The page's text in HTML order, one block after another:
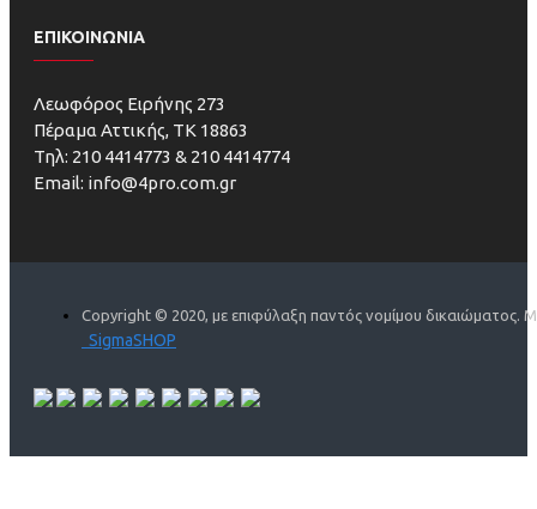
ΕΠΙΚΟΙΝΩΝΙΑ
Λεωφόρος Ειρήνης 273
Πέραμα Αττικής, ΤΚ 18863
Τηλ: 210 4414773 & 210 4414774
Email: info@4pro.com.gr
Copyright © 2020, με επιφύλαξη παντός νομίμου δικαιώματος.
SigmaSHOP